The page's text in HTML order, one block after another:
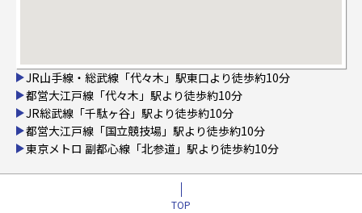
JR山手線・総武線「代々木」駅東口より徒歩約10分
都営大江戸線「代々木」駅より徒歩約10分
JR総武線「千駄ヶ谷」駅より徒歩約10分
都営大江戸線「国立競技場」駅より徒歩約10分
東京メトロ 副都心線「北参道」駅より徒歩約10分
TOP